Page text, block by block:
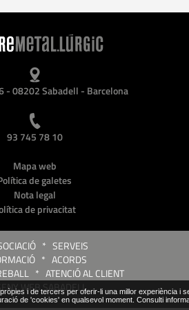
i de tercers per oferir-li una millor experiència
de 'cookies' en qualsevol moment. Consulti
- 08202 Sabadell - Barcelona
93 745 78 10
Mapa web
de galetes
Nota legal
de privacitat
* SERVEIS
* ACORDS
* ATENCIÓ AL CLIENT
WEB SABADELL